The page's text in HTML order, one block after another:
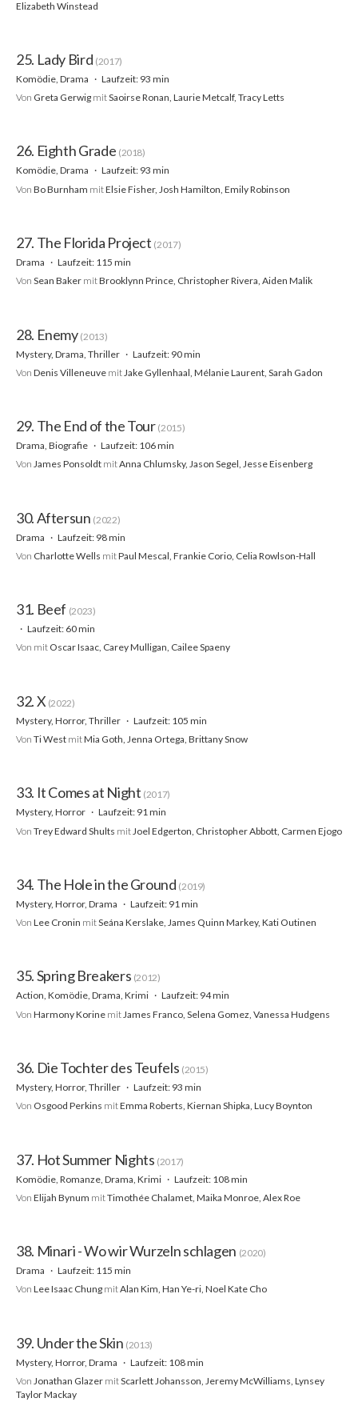
Elizabeth Winstead
25. Lady Bird (2017)
Komödie, Drama
Laufzeit: 93 min
Von Greta Gerwig mitSaoirse Ronan, Laurie Metcalf, Tracy Letts
26. Eighth Grade (2018)
Komödie, Drama
Laufzeit: 93 min
Von Bo Burnham mitElsie Fisher, Josh Hamilton, Emily Robinson
27. The Florida Project (2017)
Drama
Laufzeit: 115 min
Von Sean Baker mitBrooklynn Prince, Christopher Rivera, Aiden Malik
28. Enemy (2013)
Mystery, Drama, Thriller
Laufzeit: 90 min
Von Denis Villeneuve mit Jake Gyllenhaal, Mélanie Laurent, Sarah Gadon
29. The End of the Tour (2015)
Drama, Biografie
Laufzeit: 106 min
Von James Ponsoldt mitAnna Chlumsky, Jason Segel, Jesse Eisenberg
30. Aftersun (2022)
Drama
Laufzeit: 98 min
Von Charlotte Wells mitPaul Mescal, Frankie Corio, Celia Rowlson-Hall
31. Beef (2023)
Laufzeit: 60 min
Von mit Oscar Isaac, Carey Mulligan, Cailee Spaeny
32. X (2022)
Mystery, Horror, Thriller
Laufzeit: 105 min
Von Ti West mitMia Goth, Jenna Ortega, Brittany Snow
33. It Comes at Night (2017)
Mystery, Horror
Laufzeit: 91 min
Von Trey Edward Shults mit Joel Edgerton, Christopher Abbott, Carmen Ejogo
34. The Hole in the Ground (2019)
Mystery, Horror, Drama
Laufzeit: 91 min
Von Lee Cronin mitSeána Kerslake, James Quinn Markey, Kati Outinen
35. Spring Breakers (2012)
Action, Komödie, Drama, Krimi
Laufzeit: 94 min
Von Harmony Korine mit James Franco, Selena Gomez, Vanessa Hudgens
36. Die Tochter des Teufels (2015)
Mystery, Horror, Thriller
Laufzeit: 93 min
Von Osgood Perkins mitEmma Roberts, Kiernan Shipka, Lucy Boynton
37. Hot Summer Nights (2017)
Komödie, Romanze, Drama, Krimi
Laufzeit: 108 min
Von Elijah Bynum mitTimothée Chalamet, Maika Monroe, Alex Roe
38. Minari - Wo wir Wurzeln schlagen (2020)
Drama
Laufzeit: 115 min
Von Lee Isaac Chung mitAlan Kim, Han Ye-ri, Noel Kate Cho
39. Under the Skin (2013)
Mystery, Horror, Drama
Laufzeit: 108 min
Von Jonathan Glazer mitScarlett Johansson, Jeremy McWilliams, Lynsey
Taylor Mackay